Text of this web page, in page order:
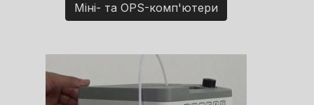
Міні- та OPS-комп'ютери